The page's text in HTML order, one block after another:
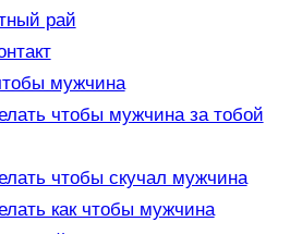
рай
мужчина
чтобы мужчина за тобой
чтобы скучал мужчина
как чтобы мужчина